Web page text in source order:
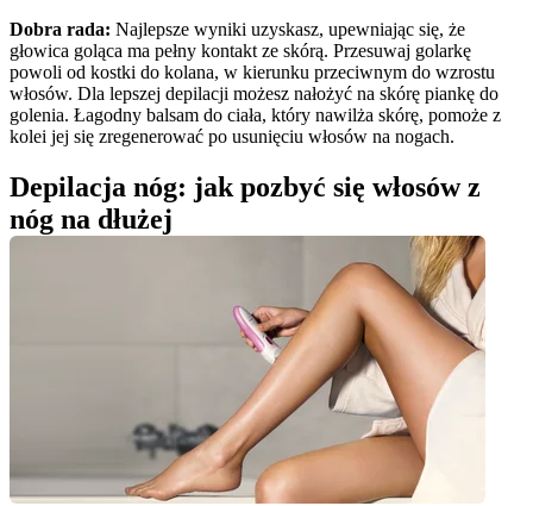
Dobra rada: Najlepsze wyniki uzyskasz, upewniając się, że
głowica goląca ma pełny kontakt ze skórą. Przesuwaj golarkę
powoli od kostki do kolana, w kierunku przeciwnym do wzrostu
włosów. Dla lepszej depilacji możesz nałożyć na skórę piankę do
golenia. Łagodny balsam do ciała, który nawilża skórę, pomoże z
kolei jej się zregenerować po usunięciu włosów na nogach.
Depilacja nóg: jak pozbyć się włosów z
nóg na dłużej